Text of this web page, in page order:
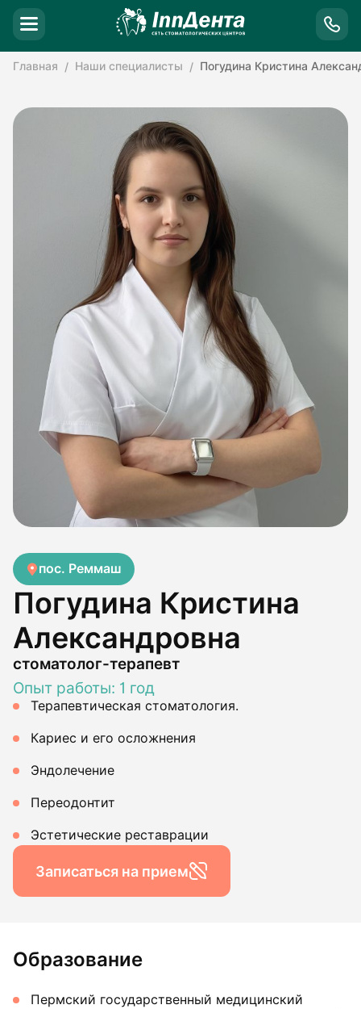
Главная Наши специалисты Погудина Кристина
пос. Реммаш
Погудина Кристина
Александровна
стоматолог-терапевт
Опыт работы: 1 год
Терапевтическая стоматология.
Кариес и его осложнения
Эндолечение
Переодонтит
Эстетические реставрации
Записаться на прием
Образование
Пермский государственный медицинский